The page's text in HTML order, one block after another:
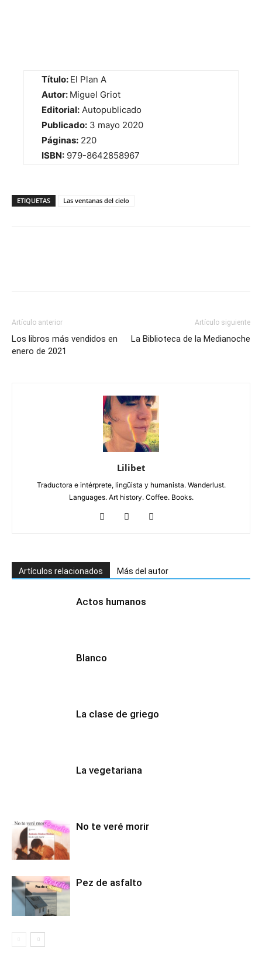
Título: El Plan A
Autor: Miguel Griot
Editorial: Autopublicado
Publicado: 3 mayo 2020
Páginas: 220
ISBN: 979-8642858967
ETIQUETAS Las ventanas del cielo
Artículo anterior
Los libros más vendidos en
enero de 2021
Artículo siguiente
La Biblioteca de la Medianoche
Lilibet
Traductora e intérprete, lingüista y humanista. Wanderlust.
Languages. Art history. Coffee. Books.
Artículos relacionados Más del autor
Actos humanos
Blanco
La clase de griego
La vegetariana
No te veré morir
Pez de asfalto